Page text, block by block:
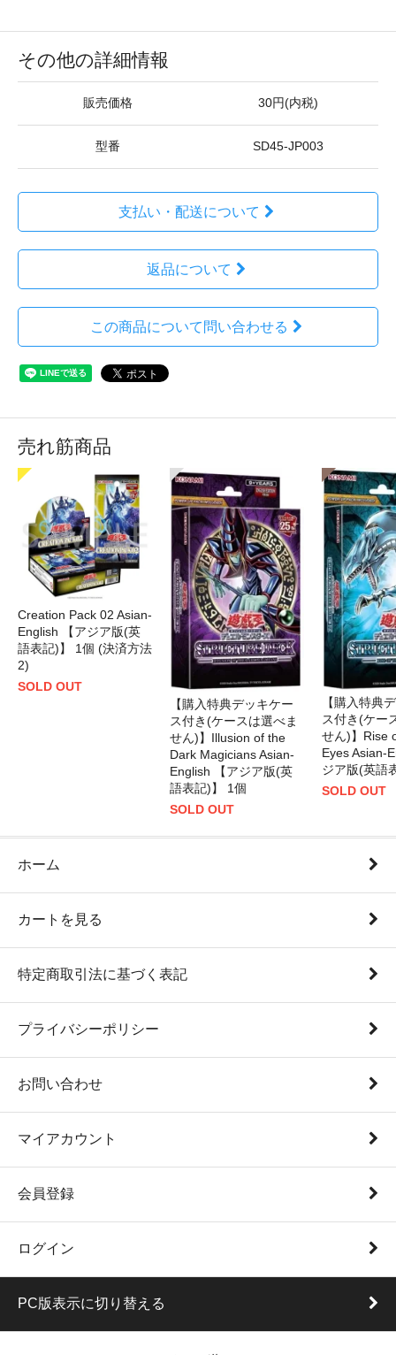
その他の詳細情報
販売価格 30円(内税)
型番 SD45-JP003
支払い・配送について
返品について
この商品について問い合わせる
売れ筋商品
Creation Pack 02 Asian-
English 【アジア版(英
語表記)】 1個 (決済方法
2)
SOLD OUT
【購入特典デッキケー
ス付き(ケースは選べま
せん)】Illusion of the
Dark Magicians Asian-
English 【アジア版(英
語表記)】 1個
SOLD OUT
【購入特典
ス付き(ケー
せん)】Rise
Eyes Asian-
ジア版(英語
SOLD OUT
ホーム
カートを見る
特定商取引法に基づく表記
プライバシーポリシー
お問い合わせ
マイアカウント
会員登録
ログイン
PC版表示に切り替える